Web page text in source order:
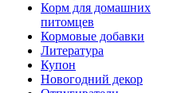
Корм для домашних
питомцев
Кормовые добавки
Литература
Купон
Новогодний декор